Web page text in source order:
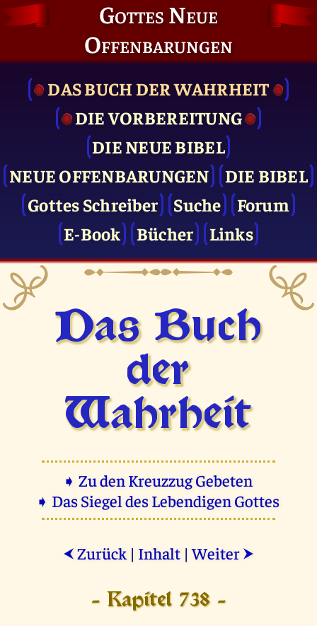
Gottes Neue
Offenbarungen
DAS BUCH DER WAHRHEIT
DIE VOR­BEREITUNG
DIE NEUE BIBEL
NEUE OFFENBARUNGEN
DIE BIBEL
Gottes Schreiber
Suche
Forum
E-Book
Bücher Links
Das Buch
der
Wahrheit
➧ Zu den Kreuzzug Gebeten
➧ Das Siegel des Lebendigen Gottes
⮜ Zurück | Inhalt |Weiter ⮞
- Kapitel 738 -